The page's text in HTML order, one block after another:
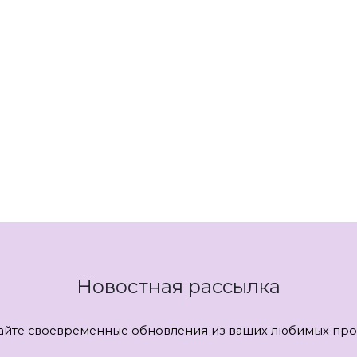
Новостная рассылка
своевременные обновления из ваших любимых